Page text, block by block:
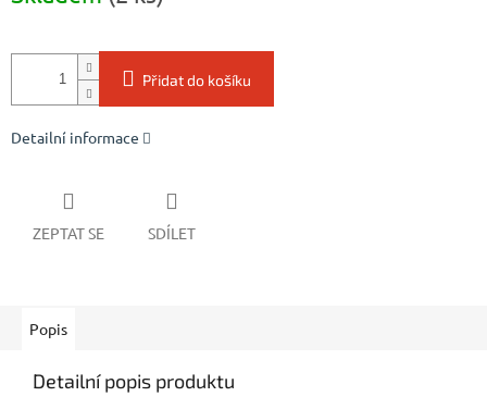
Přidat do košíku
Detailní informace
ZEPTAT SE SDÍLET
Popis
Detailní popis produktu